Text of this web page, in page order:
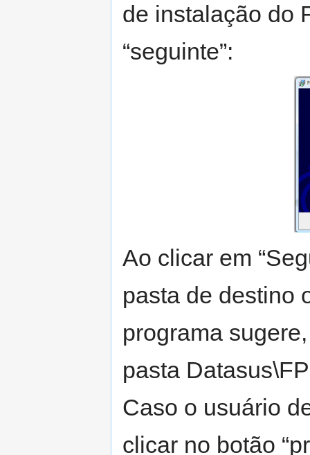
de instalação do
“seguinte”:
Ao clicar em
pasta de destino
programa
pasta
Caso o usuário
clicar no botão